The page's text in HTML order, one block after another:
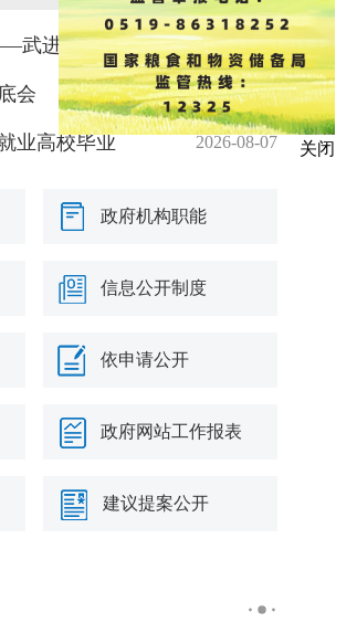
武进医保分 2026-08-07
会 2026-08-07
业高校毕业 2026-08-07
政府机构职能
信息公开制度
依申请公开
政府网站工作报表
建议提案公开
关闭